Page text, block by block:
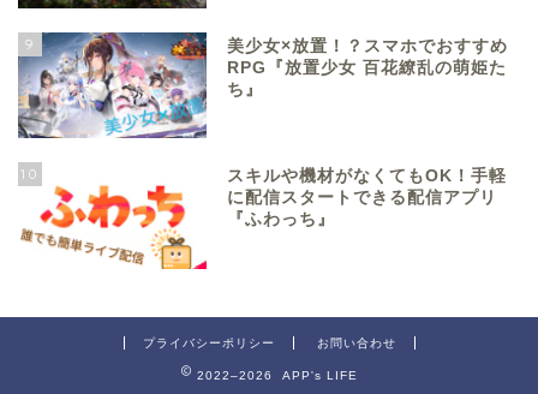
9
美少女×放置！？スマホでおすすめ
RPG『放置少女 百花繚乱の萌姫た
ち』
10
スキルや機材がなくてもOK！手軽
に配信スタートできる配信アプリ
『ふわっち』
プライバシーポリシー お問い合わせ
2022–2026 APP's LIFE